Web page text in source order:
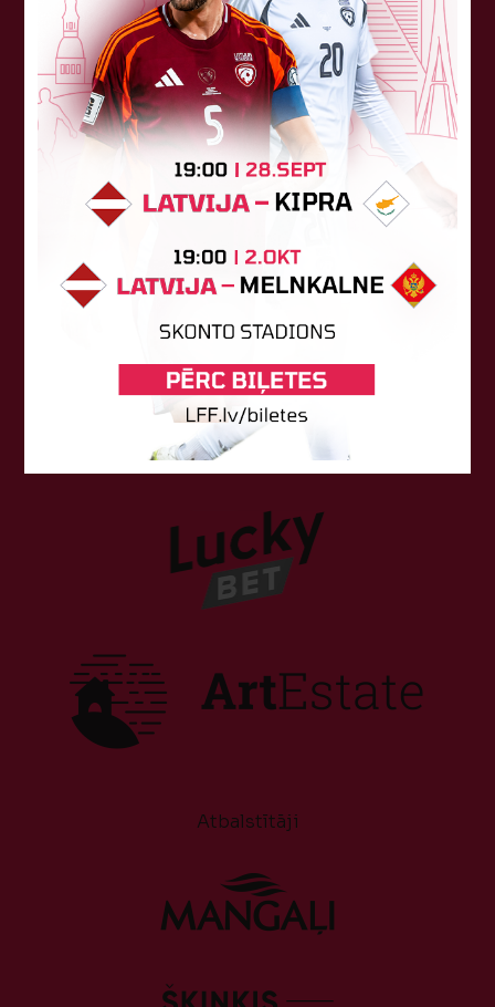
Atbalstītāji